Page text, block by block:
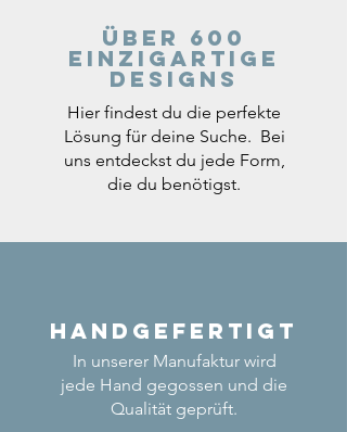
Über 600
einzigartige
Designs
Hier findest du die perfekte
Lösung für deine Suche. Bei
uns entdeckst du jede Form,
die du benötigst.
Handgefertigt
In unserer Manufaktur wird
jede Hand gegossen und die
Qualität geprüft.